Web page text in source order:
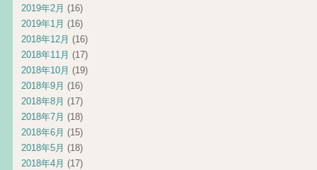
2019年2月 (16)
2019年1月 (16)
2018年12月 (16)
2018年11月 (17)
2018年10月 (19)
2018年9月 (16)
2018年8月 (17)
2018年7月 (18)
2018年6月 (15)
2018年5月 (18)
2018年4月 (17)